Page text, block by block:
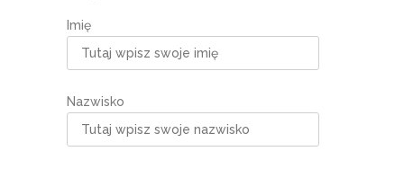
Imię
Nazwisko